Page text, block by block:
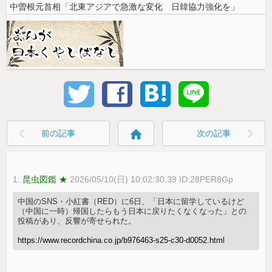
中曽根元首相「北東アジアで急激な変化 日韓協力強化を」
前の記事 home 次の記事
1: 昆虫図鑑 ★ 2026/05/10(日) 10:02:30.39 ID:28PER8Gp
中国のSNS・小紅書（RED）に6日、「日本に留学しているけど
（中国に一時）帰国したらもう日本に戻りたくなくなった」との
投稿があり、反響が寄せられた。
https://www.recordchina.co.jp/b976463-s25-c30-d0052.html